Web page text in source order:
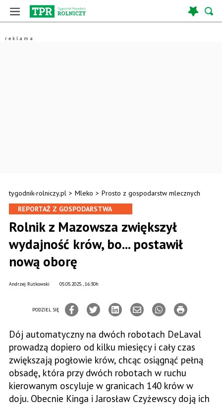
tygodnik-rolniczy.pl > Mleko > Prosto z gospodarstw mlecznych
REPORTAŻ Z GOSPODARSTWA
Rolnik z Mazowsza zwiększył
wydajność krów, bo... postawił
nową oborę
05.05.2025., 16:30h
Andrzej Rutkowski
PODZIEL SIĘ
Dój automatyczny na dwóch robotach DeLaval
prowadzą dopiero od kilku miesięcy i cały czas
zwiększają pogłowie krów, chcąc osiągnąć pełną
obsadę, która przy dwóch robotach w ruchu
kierowanym oscyluje w granicach 140 krów w
doju. Obecnie Kinga i Jarosław Czyżewscy doją ich